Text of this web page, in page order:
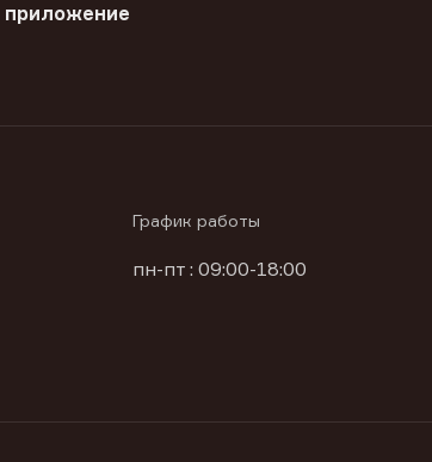
приложение
График работы
пн-пт : 09:00-18:00